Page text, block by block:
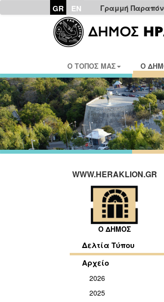
GR EN Γραμμή
Ο ΤΟΠΟΣ ΜΑΣ Ο
WWW.HERAKLION.GR
Ο ΔΗΜΟΣ
Δελτία Τύπου
Αρχείο
2026
2025